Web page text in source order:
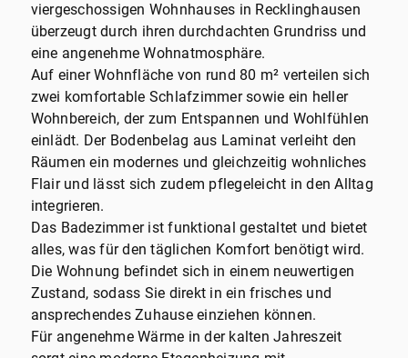
viergeschossigen Wohnhauses in Recklinghausen
überzeugt durch ihren durchdachten Grundriss und
eine angenehme Wohnatmosphäre.
Auf einer Wohnfläche von rund 80 m² verteilen sich
zwei komfortable Schlafzimmer sowie ein heller
Wohnbereich, der zum Entspannen und Wohlfühlen
einlädt. Der Bodenbelag aus Laminat verleiht den
Räumen ein modernes und gleichzeitig wohnliches
Flair und lässt sich zudem pflegeleicht in den Alltag
integrieren.
Das Badezimmer ist funktional gestaltet und bietet
alles, was für den täglichen Komfort benötigt wird.
Die Wohnung befindet sich in einem neuwertigen
Zustand, sodass Sie direkt in ein frisches und
ansprechendes Zuhause einziehen können.
Für angenehme Wärme in der kalten Jahreszeit